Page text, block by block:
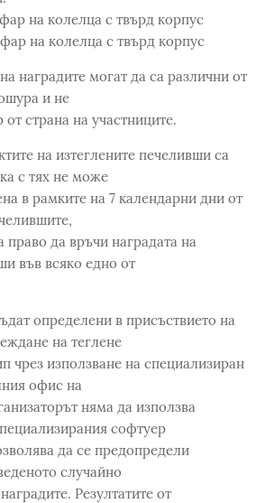
на колелца с твърд корпус
на колелца с твърд корпус
наградите могат да са различни от
и не
страна на участниците.
на изтеглените печеливши са
с тях не може
в рамките на 7 календарни дни от
право да връчи наградата на
във всяко едно от
определени в присъствието на
на теглене
чрез използване на специализиран
офис на
няма да използва
софтуер
да се предопредели
случайно
Резултатите от